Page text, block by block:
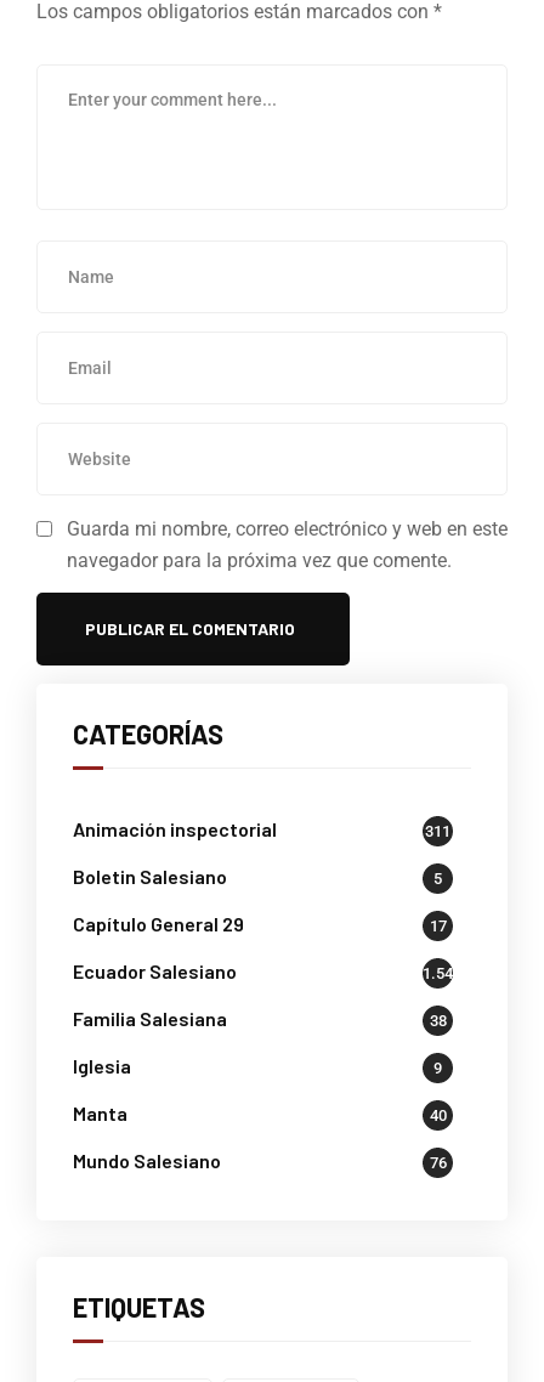
Los campos obligatorios están marcados con *
Guarda mi nombre, correo electrónico y web en este
navegador para la próxima vez que comente.
CATEGORÍAS
Animación inspectorial 311
Boletin Salesiano 5
Capítulo General 29 17
Ecuador Salesiano 1.541
Familia Salesiana 38
Iglesia 9
Manta 40
Mundo Salesiano 76
ETIQUETAS